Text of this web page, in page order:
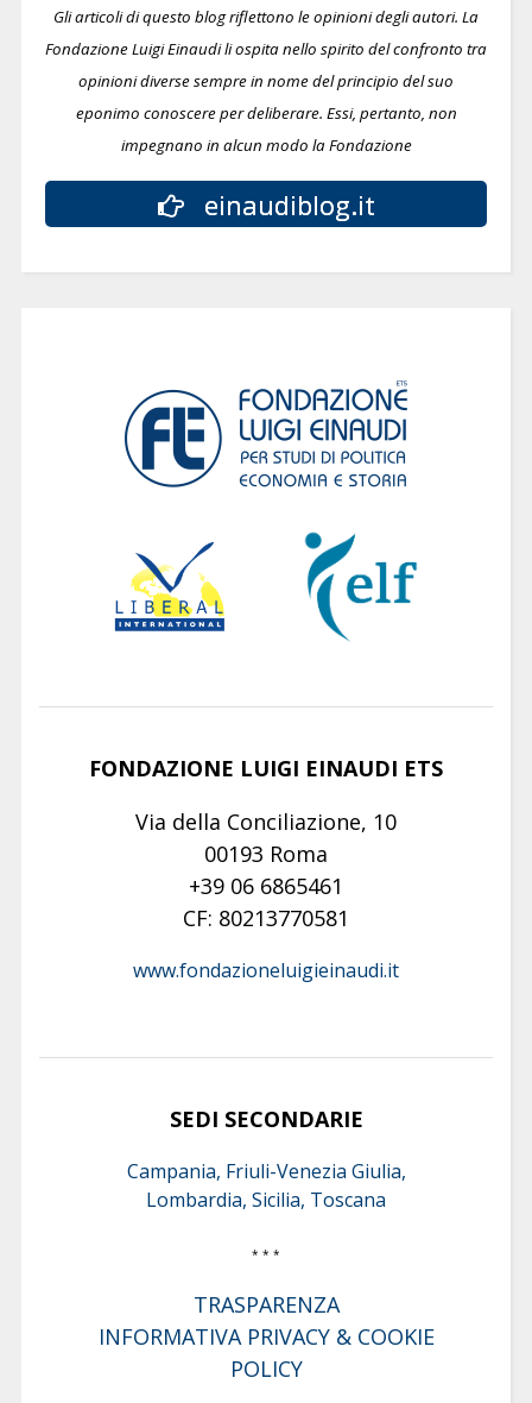
Gli articoli di questo blog riflettono le opinioni degli autori. La
Fondazione Luigi Einaudi li ospita nello spirito del confronto tra
opinioni diverse sempre in nome del principio del suo
eponimo conoscere per deliberare. Essi, pertanto, non
impegnano in alcun modo la Fondazione
einaudiblog.it
FONDAZIONE LUIGI EINAUDI ETS
Via della Conciliazione, 10
00193 Roma
+39 06 6865461
CF: 80213770581
www.fondazioneluigieinaudi.it
SEDI SECONDARIE
Campania, Friuli-Venezia Giulia,
Lombardia, Sicilia, Toscana
* * *
TRASPARENZA
INFORMATIVA PRIVACY & COOKIE
POLICY